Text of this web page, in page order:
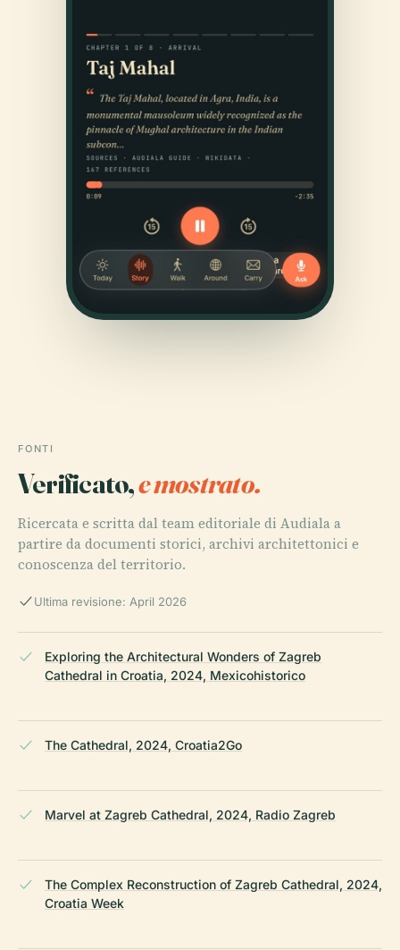
FONTI
Verificato,e mostrato.
Ricercata e scritta dal team editoriale di Audiala a
partire da documenti storici, archivi architettonici e
conoscenza del territorio.
Ultima revisione: April 2026
Exploring the Architectural Wonders of Zagreb
Cathedral in Croatia, 2024, Mexicohistorico
The Cathedral, 2024, Croatia2Go
Marvel at Zagreb Cathedral, 2024, Radio Zagreb
The Complex Reconstruction of Zagreb Cathedral, 2024,
Croatia Week